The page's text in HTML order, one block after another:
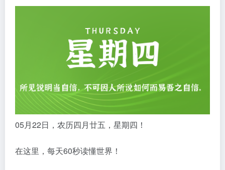
05月22日，农历四月廿五，星期四！
在这里，每天60秒读懂世界！